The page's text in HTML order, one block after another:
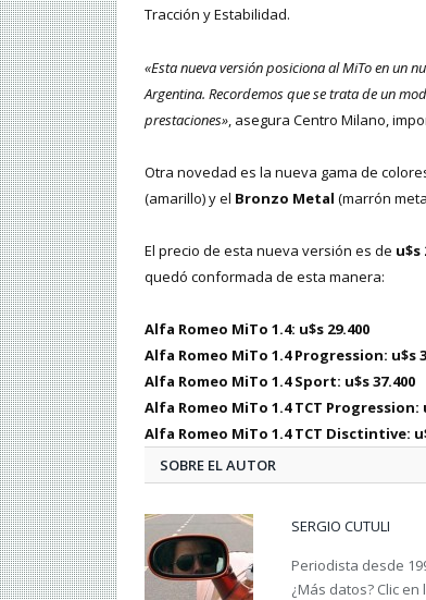
Tracción y Estabilidad.
«Esta nueva versión posiciona al MiTo en un
Argentina. Recordemos que se trata de un
prestaciones» , asegura Centro Milano,
Otra novedad es la nueva gama de
(amarillo) y el Bronzo Metal (marrón
El precio de esta nueva versión es de u$s
quedó conformada de esta manera:
Alfa Romeo MiTo 1.4: u$s 29.400
Alfa Romeo MiTo 1.4 Progression: u$s
Alfa Romeo MiTo 1.4 Sport: u$s 37.400
Alfa Romeo MiTo 1.4 TCT Progression:
Alfa Romeo MiTo 1.4 TCT Disctintive:
SOBRE EL AUTOR
SERGIO CUTULI
Periodista desde
¿Más datos? Clic en